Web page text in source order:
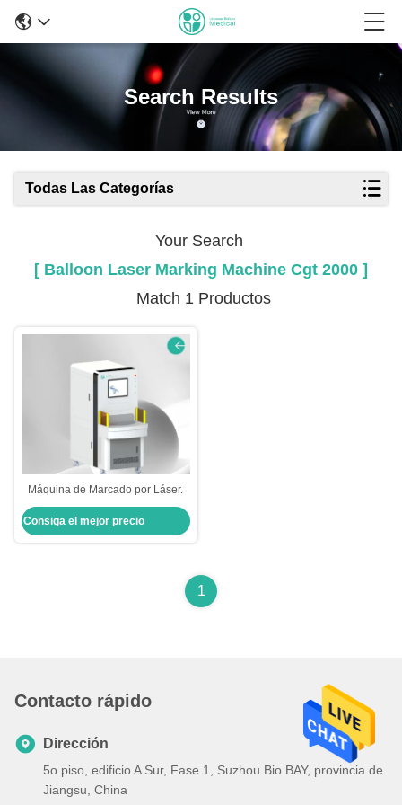
Search Results
Todas Las Categorías
Your Search
[ Balloon Laser Marking Machine Cgt 2000 ]
Match 1 Productos
Máquina de Marcado por Láser.
Consiga el mejor precio
1
Contacto rápido
Dirección
5o piso, edificio A Sur, Fase 1, Suzhou Bio BAY, provincia de
Jiangsu, China